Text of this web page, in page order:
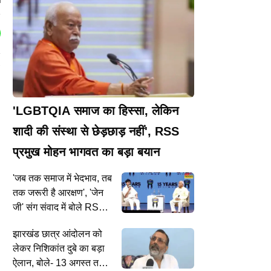
'LGBTQIA समाज का हिस्सा, लेकिन
शादी की संस्था से छेड़छाड़ नहीं', RSS
प्रमुख मोहन भागवत का बड़ा बयान
'जब तक समाज में भेदभाव, तब
तक जरूरी है आरक्षण', 'जेन
जी' संग संवाद में बोले RSS
झारखंड छात्र आंदोलन को
लेकर निशिकांत दुबे का बड़ा
ऐलान, बोले- 13 अगस्त तक